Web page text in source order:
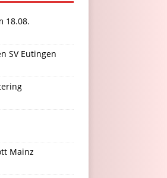
18.08.
SV Eutingen
Mainz